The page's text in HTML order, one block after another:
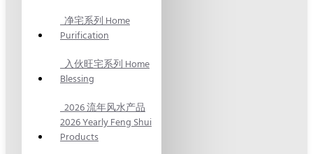
净宅系列 Home
Purification
入伙旺宅系列 Home
Blessing
2026 流年风水产品
2026 Yearly Feng Shui
Products